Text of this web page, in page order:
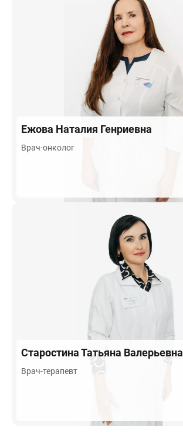
Ежова Наталия Генриевна
Врач-онколог
СтаростинаТатьяна Валерьевна
Врач-терапевт